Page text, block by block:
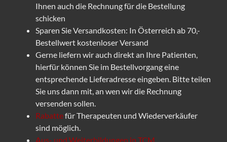
Ihnen auch die Rechnung für die Bestellung
schicken
Sparen Sie Versandkosten: In Österreich ab 70,-
Bestellwert kostenloser Versand
Gerne liefern wir auch direkt an Ihre Patienten,
hierfür können Sie im Bestellvorgang eine
entsprechende Lieferadresse eingeben. Bitte teilen
Sie uns dann mit, an wen wir die Rechnung
versenden sollen.
Rabattefür Therapeuten und Wiederverkäufer
sind möglich.
Aus- und Weiterbildungen in TCM